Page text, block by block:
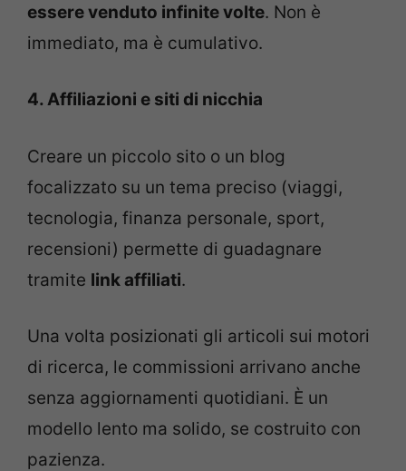
essere venduto infinite volte. Non è
immediato, ma è cumulativo.
4. Affiliazioni e siti di nicchia
Creare un piccolo sito o un blog
focalizzato su un tema preciso (viaggi,
tecnologia, finanza personale, sport,
recensioni) permette di guadagnare
tramite link affiliati.
Una volta posizionati gli articoli sui motori
di ricerca, le commissioni arrivano anche
senza aggiornamenti quotidiani. È un
modello lento ma solido, se costruito con
pazienza.